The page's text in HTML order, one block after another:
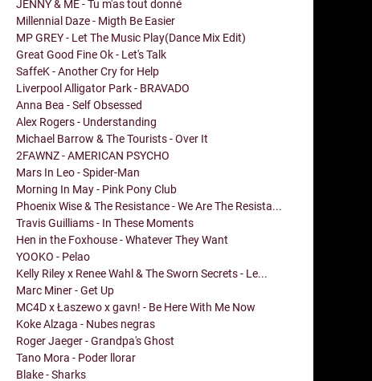
JENNY & ME - Tu m'as tout donné
Millennial Daze - Migth Be Easier
MP GREY - Let The Music Play(Dance Mix Edit)
Great Good Fine Ok - Let's Talk
SaffeK - Another Cry for Help
Liverpool Alligator Park - BRAVADO
Anna Bea - Self Obsessed
Alex Rogers - Understanding
Michael Barrow & The Tourists - Over It
2FAWNZ - AMERICAN PSYCHO
Mars In Leo - Spider-Man
Morning In May - Pink Pony Club
Phoenix Wise & The Resistance - We Are The Resista...
Travis Guilliams - In These Moments
Hen in the Foxhouse - Whatever They Want
YOOKO - Pelao
Kelly Riley x Renee Wahl & The Sworn Secrets - Le...
Marc Miner - Get Up
MC4D x Łaszewo x gavn! - Be Here With Me Now
Koke Alzaga - Nubes negras
Roger Jaeger - Grandpa's Ghost
Tano Mora - Poder llorar
Blake - Sharks